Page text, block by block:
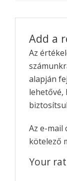
Add a
Az
alapján
lehetővé,
Az e-mail
kötelező
Your